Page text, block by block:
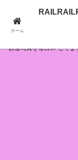
鉄道写真を毎日UPしてま
ホーム